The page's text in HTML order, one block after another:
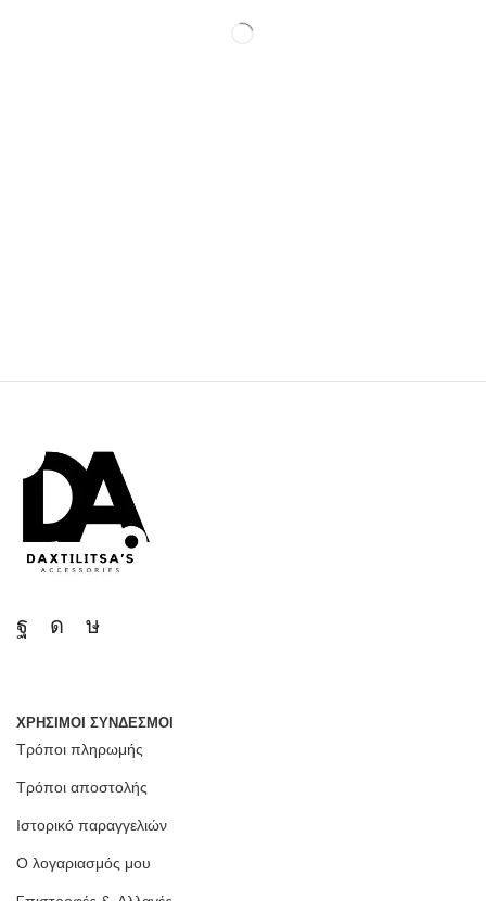
ΧΡΗΣΙΜΟΙ ΣΥΝΔΕΣΜΟΙ
Τρόποι πληρωμής
Τρόποι αποστολής
Ιστορικό παραγγελιών
Ο λογαριασμός μου